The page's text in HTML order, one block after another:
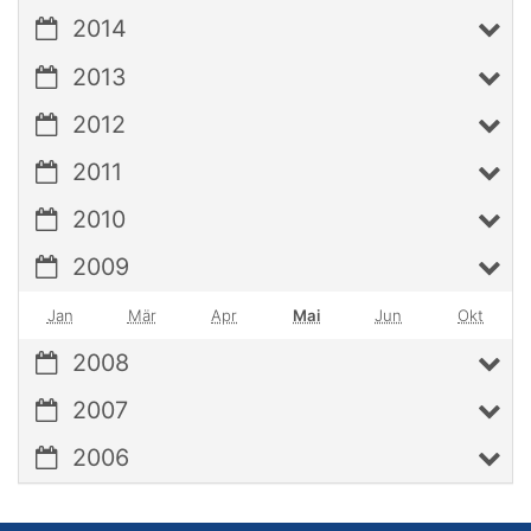
2014
2013
2012
2011
2010
2009
Jan Mär Apr Mai Jun Okt
2008
2007
2006